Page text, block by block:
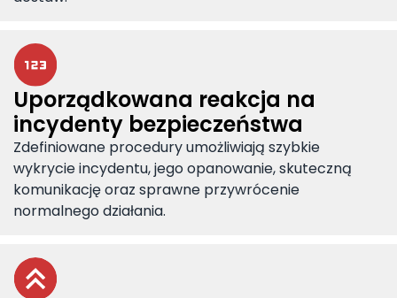
Uporządkowana reakcja na
incydenty bezpieczeństwa
Zdefiniowane procedury umożliwiają szybkie
wykrycie incydentu, jego opanowanie, skuteczną
komunikację oraz sprawne przywrócenie
normalnego działania.